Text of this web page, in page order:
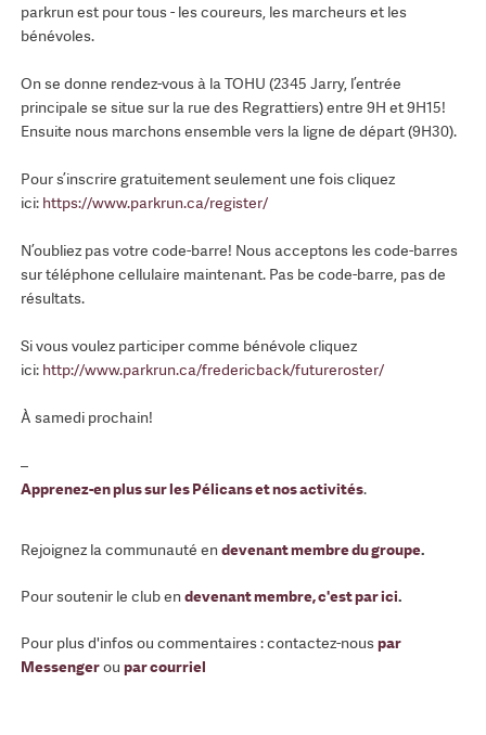
parkrun est pour tous - les coureurs, les marcheurs et les
bénévoles.
On se donne rendez-vous à la TOHU (2345 Jarry, l’entrée
principale se situe sur la rue des Regrattiers) entre 9H et 9H15!
Ensuite nous marchons ensemble vers la ligne de départ (9H30).
Pour s’inscrire gratuitement seulement une fois cliquez
ici: https://www.parkrun.ca/register/
N’oubliez pas votre code-barre! Nous acceptons les code-barres
sur téléphone cellulaire maintenant. Pas be code-barre, pas de
résultats.
Si vous voulez participer comme bénévole cliquez
ici: http://www.parkrun.ca/fredericback/futureroster/
À samedi prochain!
–
Apprenez-en plus sur les Pélicans et nos activités.
Rejoignez la communauté endevenant membre du groupe.
Pour soutenir le club endevenant membre, c'est par ici.
Pour plus d'infos ou commentaires : contactez-nouspar
Messengerou par courriel